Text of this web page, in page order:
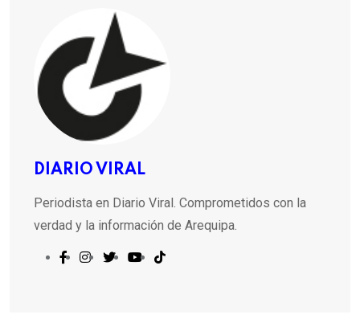
DIARIO VIRAL
Periodista en Diario Viral. Comprometidos con la
verdad y la información de Arequipa.